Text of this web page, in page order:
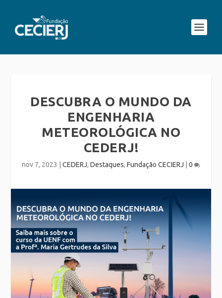
DESCUBRA O MUNDO DA
ENGENHARIA
METEOROLÓGICA NO
CEDERJ!
nov 7, 2023 CEDERJ, Destaques, Fundação CECIERJ 0